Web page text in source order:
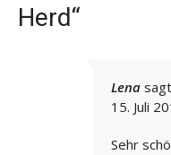
Herd“
Lena
15. Juli
Sehr